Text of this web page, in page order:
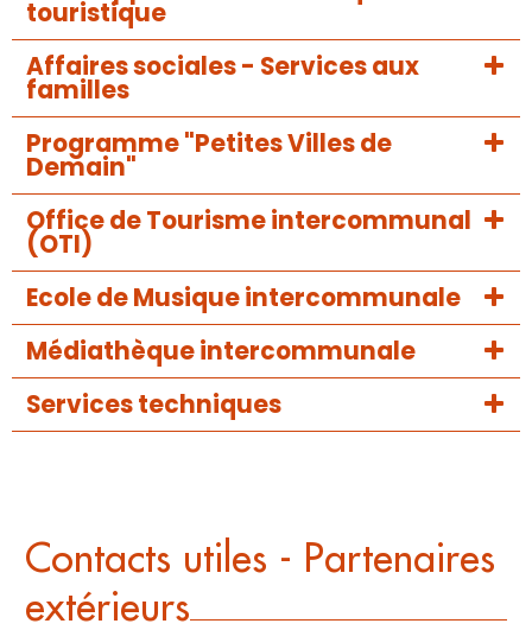
touristique
Affaires sociales - Services aux
familles
Programme "Petites Villes de
Demain"
Office de Tourisme intercommunal
(OTI)
Ecole de Musique intercommunale
Médiathèque intercommunale
Services techniques
Contacts utiles - Partenaires
extérieurs